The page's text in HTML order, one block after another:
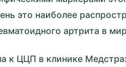
это наиболее
артрита в
к ЦЦП в клинике